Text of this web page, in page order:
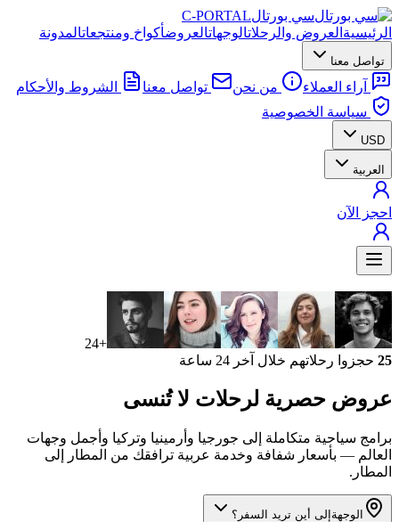
سي بورتالC-PORTAL
الرئيسية العروض والرحلاتالوجهاتالعروضأكواخ ومنتجعاتالمدونة
تواصل معنا
آراء العملاء من نحن تواصل معنا
الشروط والأحكام
سياسة الخصوصية
USD
العربية
احجز الآن
+24
25 حجزوا رحلاتهم خلال آخر 24 ساعة
عروض حصرية لرحلات لا تُنسى
برامج سياحية متكاملة إلى جورجيا وأرمينيا وتركيا وأجمل وجهات
العالم — بأسعار شفافة وخدمة عربية ترافقك من المطار إلى
المطار.
الوجهة إلى أين تريد السفر؟